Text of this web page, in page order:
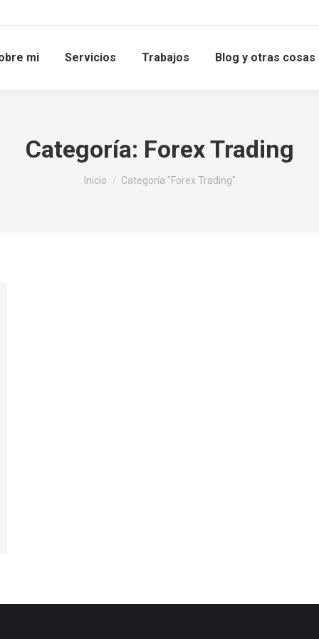
mi Servicios Trabajos Blog y otras cosas
Categoría: Forex Trading
Estás aquí:
Inicio Categoría "Forex Trading"